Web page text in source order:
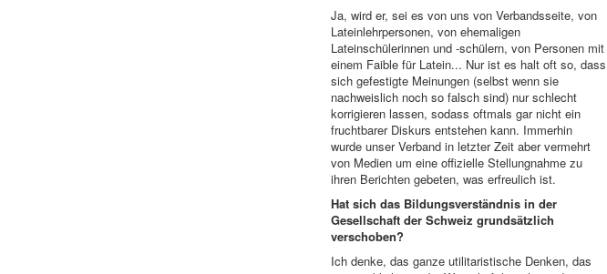
Ja, wird er, sei es von uns von Verbandsseite, von
Lateinlehrpersonen, von ehemaligen
Lateinschülerinnen und -schülern, von Personen mit
einem Faible für Latein... Nur ist es halt oft so, dass
sich gefestigte Meinungen (selbst wenn sie
nachweislich noch so falsch sind) nur schlecht
korrigieren lassen, sodass oftmals gar nicht ein
fruchtbarer Diskurs entstehen kann. Immerhin
wurde unser Verband in letzter Zeit aber vermehrt
von Medien um eine offizielle Stellungnahme zu
ihren Berichten gebeten, was erfreulich ist.
Hat sich das Bildungsverständnis in der
Gesellschaft der Schweiz grundsätzlich
verschoben?
Ich denke, das ganze utilitaristische Denken, das